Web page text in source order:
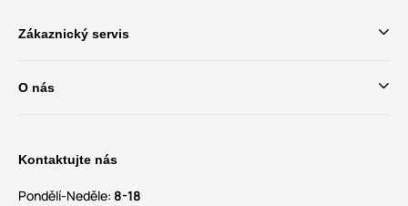
Zákaznický servis
O nás
Kontaktujte nás
Pondělí-Neděle: 8-18